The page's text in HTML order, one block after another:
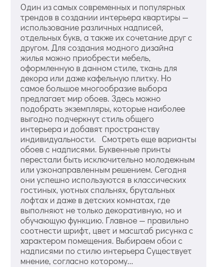
Один из самых современных и популярных
трендов в создании интерьера квартиры —
использование различных надписей,
отдельных букв, а также их сочетание друг с
другом. Для создания модного дизайна
жилья можно приобрести мебель,
оформленную в данном стиле, ткань для
декора или даже кафельную плитку. Но
самое большое многообразие выбора
предлагает мир обоев. Здесь можно
подобрать экземпляры, которые наиболее
выгодно подчеркнут стиль общего
интерьера и добавят пространству
индивидуальности. Смотреть еще варианты
обоев с надписями. Буквенные принты
перестали быть исключительно молодежным
или узконаправленным решением. Сегодня
они успешно используются в классических
гостиных, уютных спальнях, брутальных
лофтах и даже в детских комнатах, где
выполняют не только декоративную, но и
обучающую функцию. Главное — правильно
соотнести шрифт, цвет и масштаб рисунка с
характером помещения. Выбираем обои с
надписями по стилю интерьера Существует
мнение, согласно которому...